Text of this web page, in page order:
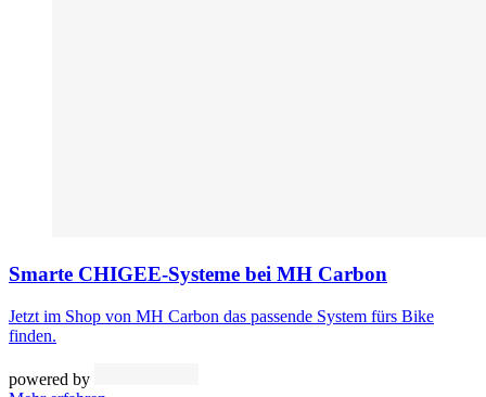
Smarte CHIGEE-Systeme bei MH Carbon
Jetzt im Shop von MH Carbon das passende System fürs Bike
finden.
powered by